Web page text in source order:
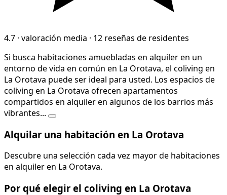
4.7 · valoración media · 12 reseñas de residentes
Si busca habitaciones amuebladas en alquiler en un
entorno de vida en común en La Orotava, el coliving en
La Orotava puede ser ideal para usted. Los espacios de
coliving en La Orotava ofrecen apartamentos
compartidos en alquiler en algunos de los barrios más
vibrantes...
Alquilar una habitación en La Orotava
Descubre una selección cada vez mayor de habitaciones
en alquiler en La Orotava.
Por qué elegir el coliving en La Orotava